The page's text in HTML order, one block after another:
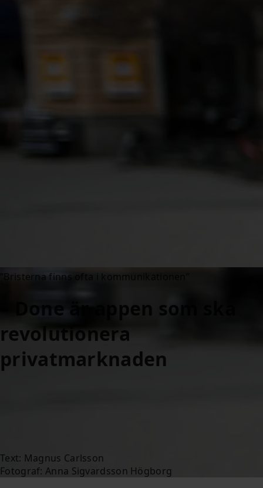
”Bristerna finns ofta i kommunikationen”
– Done är appen som ska
revolutionera
privatmarknaden
Text: Magnus Carlsson
Fotograf: Anna Sigvardsson Högborg